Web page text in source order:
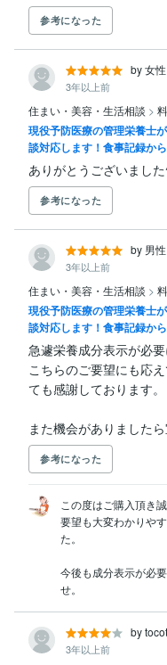
参考になった
by 女性
3年以上前
住まい・美容・生活相談 >
現役予防医療の管理栄養士
談対応します！食事記録か
ありがとうございまし
参考になった
by 男性
3年以上前
住まい・美容・生活相談 >
現役予防医療の管理栄養士
談対応します！食事記録か
急遽栄養成分表示が必
こちらのご要望にも応
ても感謝しております。
また機会がありました
参考になった
この度はご購入頂き
要望も大変わかりや
た。
今後も成分表示が必
せ。
by
3年以上前